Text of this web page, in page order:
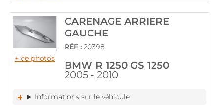
+ de photos
CARENAGE ARRIERE
GAUCHE
RÉF : 20398
BMW R 1250 GS 1250
2005 - 2010
Informations sur le véhicule